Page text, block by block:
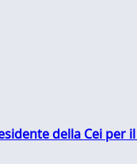
della Cei per